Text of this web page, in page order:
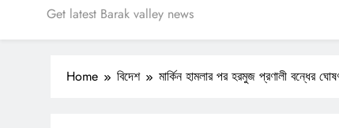
Barak Taranga
Get latest Barak valley news
Home বিদেশ মার্কিন হামলার পর হরমুজ প্রণালী বন্ধের